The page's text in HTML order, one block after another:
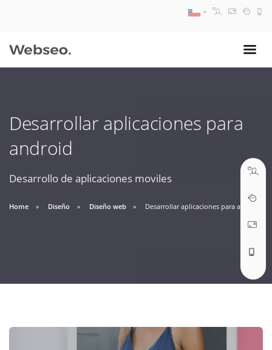
Desarrollar aplicaciones para
android
Desarrollo de aplicaciones moviles
Home Diseño Diseño web Desarrollar aplicaciones para android
09:30 AM A 18:30 PM
ABRIR TICKET